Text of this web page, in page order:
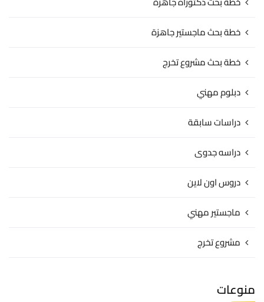
خطة بحث ماجستير جاهزة
خطة بحث مشروع تخرج
دبلوم مهني
دراسات سابقة
دراسه جدوى
دروس اون لاين
ماجستير مهني
مشروع تخرج
منوعات